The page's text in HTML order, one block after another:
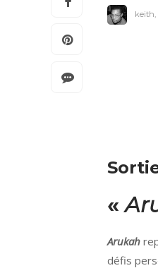
keith
«
Arukah
défis